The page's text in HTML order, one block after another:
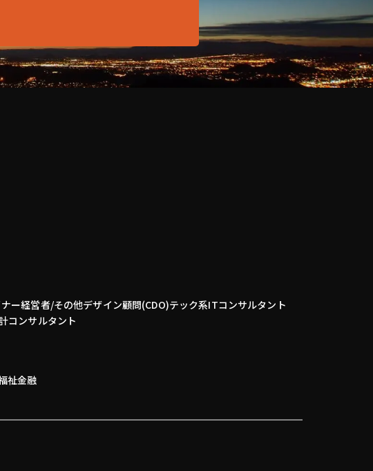
ー経営者/その他デザイン顧問(CDO)テック系ITコンサルタント
コンサルタント
祉金融